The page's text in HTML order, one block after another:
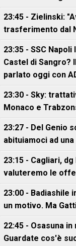
23:45 - Zielinski:
trasferimento dal
23:35 - SSC
Castel di Sangro?
parlato oggi con
23:30 - Sky:
Monaco e
23:27 - Del Genio
abituiamoci ad
23:15 - Cagliari,
valuteremo le
23:00 - Badiashile
un motivo. Ma
22:45 - Osasuna
Guardate cos'è